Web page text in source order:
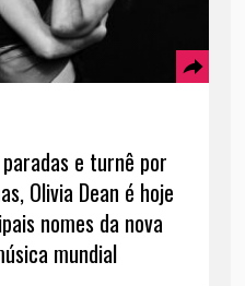
e turnê por
Olivia Dean é hoje
nomes da nova
mundial